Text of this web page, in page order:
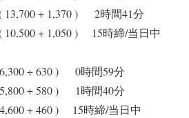
+ 1,370 ) 2時間41分
10,500 + 1,050 ) 15時締/当日中
+ 630 ) 0時間59分
+ 580 ) 1時間40分
+ 460 ) 15時締/当日中